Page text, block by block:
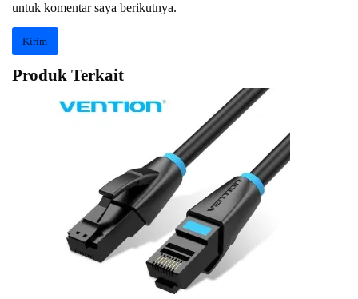
untuk komentar saya berikutnya.
Produk Terkait